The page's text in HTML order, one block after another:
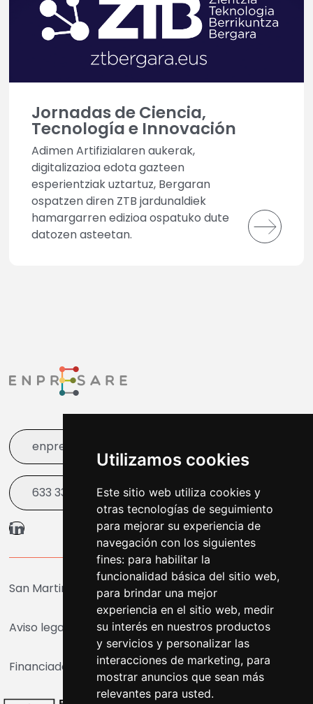
Utilizamos cookies
Este sitio web utiliza cookies y
otras tecnologías de seguimiento
para mejorar su experiencia de
navegación con los siguientes
fines: para habilitar la
funcionalidad básica del sitio web,
para brindar una mejor
experiencia en el sitio web, medir
su interés en nuestros productos
y servicios y personalizar las
interacciones de marketing, para
mostrar anuncios que sean más
relevantes para usted.
Jornadas de Ciencia,
Tecnología e Innovación
Adimen Artifizialaren aukerak,
digitalizazioa edota gazteen
esperientziak uztartuz, Bergaran
ospatzen diren ZTB jardunaldiek
hamargarren edizioa ospatuko dute
datozen asteetan.
enpresare@bergara.eus
633 338 003
San Martin Agirre Plaza 1, Bergara
Aviso legal Cookies|Accesibilidad
Financiado por la Unión Europea - NextGenerationEU